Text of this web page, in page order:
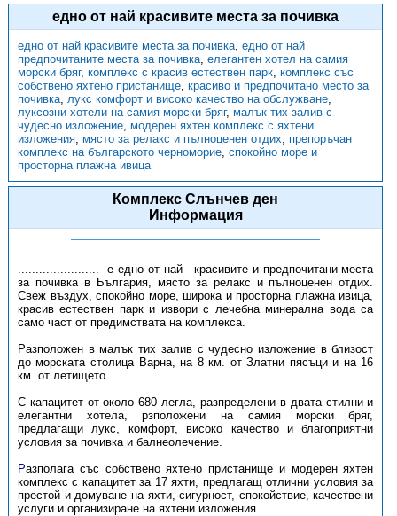
едно от най красивите места за почивка
едно от най красивите места за почивка, едно от най
предпочитаните места за почивка, елегантен хотел на самия
морски бряг, комплекс с красив естествен парк, комплекс със
собствено яхтено пристанище, красиво и предпочитано место за
почивка, лукс комфорт и високо качество на обслужване,
луксозни хотели на самия морски бряг, малък тих залив с
чудесно изложение, модерен яхтен комплекс с яхтени
изложения, място за релакс и пълноценен отдих, препоръчан
комплекс на българското черноморие, спокойно море и
просторна плажна ивица
Комплекс Слънчев ден
Информация
....................... е едно от най - красивите и предпочитани места
за почивка в България, място за релакс и пълноценен отдих.
Свеж въздух, спокойно море, широка и просторна плажна ивица,
красив естествен парк и извори с лечебна минерална вода са
само част от предимствата на комплекса.
Разположен в малък тих залив с чудесно изложение в близост
до морската столица Варна, на 8 км. от Златни пясъци и на 16
км. от летището.
С капацитет от около 680 легла, разпределени в двата стилни и
елегантни хотела, рзположени на самия морски бряг,
предлагащи лукс, комфорт, високо качество и благоприятни
условия за почивка и балнеолечение.
Разполага със собствено яхтено пристанище и модерен яхтен
комплекс с капацитет за 17 яхти, предлагащ отлични условия за
престой и домуване на яхти, сигурност, спокойствие, качествени
услуги и организиране на яхтени изложения.